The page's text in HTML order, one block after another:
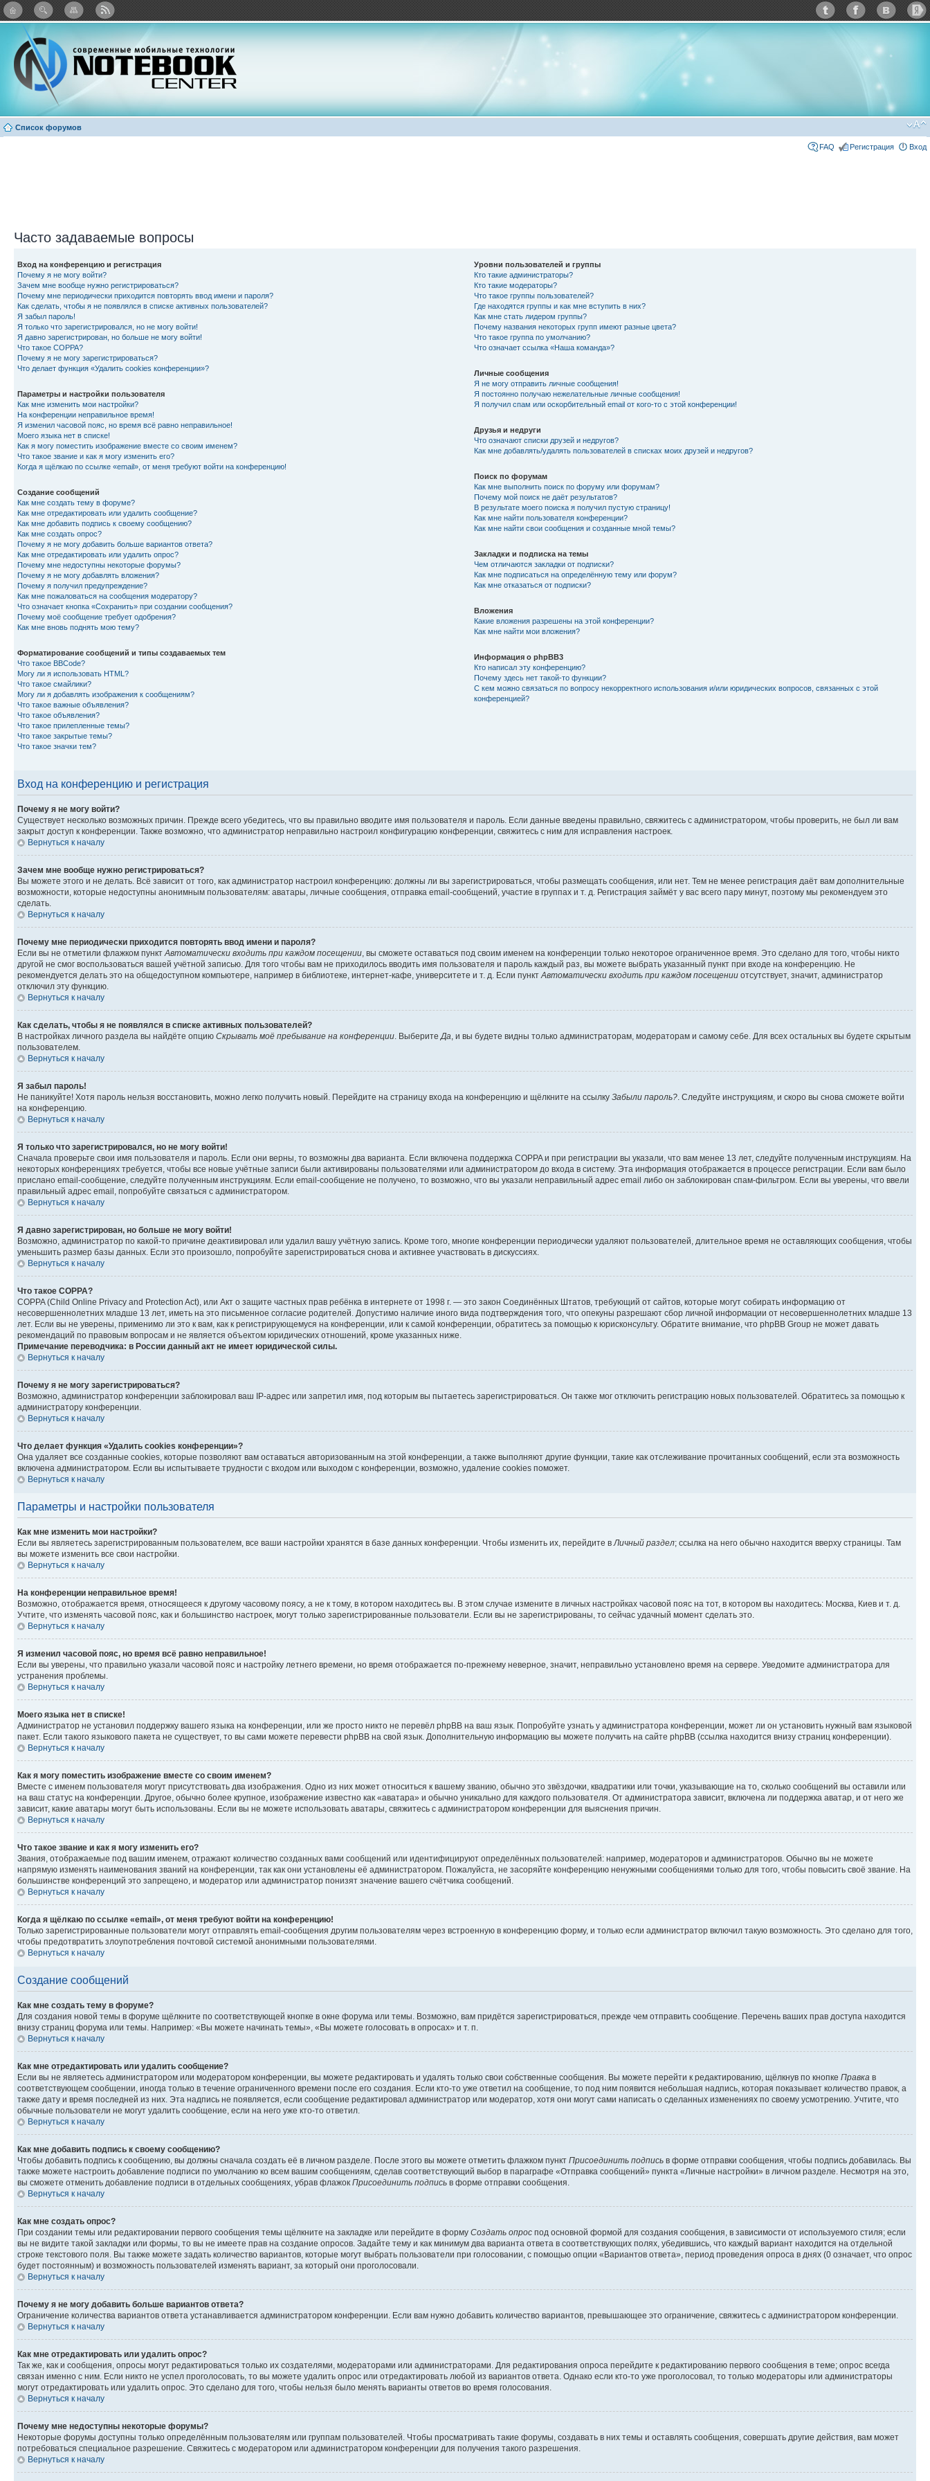
Список форумов
FAQ Регистрация Вход
Часто задаваемые вопросы
Вход на конференцию и регистрация
Почему я не могу войти?
Зачем мне вообще нужно регистрироваться?
Почему мне периодически приходится повторять ввод имени и пароля?
Как сделать, чтобы я не появлялся в списке активных пользователей?
Я забыл пароль!
Я только что зарегистрировался, но не могу войти!
Я давно зарегистрирован, но больше не могу войти!
Что такое COPPA?
Почему я не могу зарегистрироваться?
Что делает функция «Удалить cookies конференции»?
Параметры и настройки пользователя
Как мне изменить мои настройки?
На конференции неправильное время!
Я изменил часовой пояс, но время всё равно неправильное!
Моего языка нет в списке!
Как я могу поместить изображение вместе со своим именем?
Что такое звание и как я могу изменить его?
Когда я щёлкаю по ссылке «email», от меня требуют войти на конференцию!
Создание сообщений
Как мне создать тему в форуме?
Как мне отредактировать или удалить сообщение?
Как мне добавить подпись к своему сообщению?
Как мне создать опрос?
Почему я не могу добавить больше вариантов ответа?
Как мне отредактировать или удалить опрос?
Почему мне недоступны некоторые форумы?
Почему я не могу добавлять вложения?
Почему я получил предупреждение?
Как мне пожаловаться на сообщения модератору?
Что означает кнопка «Сохранить» при создании сообщения?
Почему моё сообщение требует одобрения?
Как мне вновь поднять мою тему?
Форматирование сообщений и типы создаваемых тем
Что такое BBCode?
Могу ли я использовать HTML?
Что такое смайлики?
Могу ли я добавлять изображения к сообщениям?
Что такое важные объявления?
Что такое объявления?
Что такое прилепленные темы?
Что такое закрытые темы?
Что такое значки тем?
Уровни пользователей и группы
Кто такие администраторы?
Кто такие модераторы?
Что такое группы пользователей?
Где находятся группы и как мне вступить в них?
Как мне стать лидером группы?
Почему названия некоторых групп имеют разные цвета?
Что такое группа по умолчанию?
Что означает ссылка «Наша команда»?
Личные сообщения
Я не могу отправить личные сообщения!
Я постоянно получаю нежелательные личные сообщения!
Я получил спам или оскорбительный email от кого-то с этой конференции!
Друзья и недруги
Что означают списки друзей и недругов?
Как мне добавлять/удалять пользователей в списках моих друзей и недругов?
Поиск по форумам
Как мне выполнить поиск по форуму или форумам?
Почему мой поиск не даёт результатов?
В результате моего поиска я получил пустую страницу!
Как мне найти пользователя конференции?
Как мне найти свои сообщения и созданные мной темы?
Закладки и подписка на темы
Чем отличаются закладки от подписки?
Как мне подписаться на определённую тему или форум?
Как мне отказаться от подписки?
Вложения
Какие вложения разрешены на этой конференции?
Как мне найти мои вложения?
Информация о phpBB3
Кто написал эту конференцию?
Почему здесь нет такой-то функции?
С кем можно связаться по вопросу некорректного использования и/или юридических вопросов, связанных с этой
конференцией?
Вход на конференцию и регистрация
Почему я не могу войти?
Существует несколько возможных причин. Прежде всего убедитесь, что вы правильно вводите имя пользователя и пароль. Если данные введены правильно, свяжитесь с администратором, чтобы проверить, не был ли вам
закрыт доступ к конференции. Также возможно, что администратор неправильно настроил конфигурацию конференции, свяжитесь с ним для исправления настроек.
Вернуться к началу
Зачем мне вообще нужно регистрироваться?
Вы можете этого и не делать. Всё зависит от того, как администратор настроил конференцию: должны ли вы зарегистрироваться, чтобы размещать сообщения, или нет. Тем не менее регистрация даёт вам дополнительные
возможности, которые недоступны анонимным пользователям: аватары, личные сообщения, отправка email-сообщений, участие в группах и т. д. Регистрация займёт у вас всего пару минут, поэтому мы рекомендуем это
сделать.
Вернуться к началу
Почему мне периодически приходится повторять ввод имени и пароля?
Если вы не отметили флажком пунктАвтоматически входить при каждом посещении, вы сможете оставаться под своим именем на конференции только некоторое ограниченное время. Это сделано для того, чтобы никто
другой не смог воспользоваться вашей учётной записью. Для того чтобы вам не приходилось вводить имя пользователя и пароль каждый раз, вы можете выбрать указанный пункт при входе на конференцию. Не
рекомендуется делать это на общедоступном компьютере, например в библиотеке, интернет-кафе, университете и т. д. Если пунктАвтоматически входить при каждом посещении отсутствует, значит, администратор
отключил эту функцию.
Вернуться к началу
Как сделать, чтобы я не появлялся в списке активных пользователей?
В настройках личного раздела вы найдёте опцию Скрывать моё пребывание на конференции. ВыберитеДа, и вы будете видны только администраторам, модераторам и самому себе. Для всех остальных вы будете скрытым
пользователем.
Вернуться к началу
Я забыл пароль!
Не паникуйте! Хотя пароль нельзя восстановить, можно легко получить новый. Перейдите на страницу входа на конференцию и щёлкните на ссылку Забыли пароль?. Следуйте инструкциям, и скоро вы снова сможете войти
на конференцию.
Вернуться к началу
Я только что зарегистрировался, но не могу войти!
Сначала проверьте свои имя пользователя и пароль. Если они верны, то возможны два варианта. Если включена поддержка COPPA и при регистрации вы указали, что вам менее 13 лет, следуйте полученным инструкциям. На
некоторых конференциях требуется, чтобы все новые учётные записи были активированы пользователями или администратором до входа в систему. Эта информация отображается в процессе регистрации. Если вам было
прислано email-сообщение, следуйте полученным инструкциям. Если email-сообщение не получено, то возможно, что вы указали неправильный адрес email либо он заблокирован спам-фильтром. Если вы уверены, что ввели
правильный адрес email, попробуйте связаться с администратором.
Вернуться к началу
Я давно зарегистрирован, но больше не могу войти!
Возможно, администратор по какой-то причине деактивировал или удалил вашу учётную запись. Кроме того, многие конференции периодически удаляют пользователей, длительное время не оставляющих сообщения, чтобы
уменьшить размер базы данных. Если это произошло, попробуйте зарегистрироваться снова и активнее участвовать в дискуссиях.
Вернуться к началу
Что такое COPPA?
COPPA (Child Online Privacy and Protection Act), или Акт о защите частных прав ребёнка в интернете от 1998 г. — это закон Соединённых Штатов, требующий от сайтов, которые могут собирать информацию от
несовершеннолетних младше 13 лет, иметь на это письменное согласие родителей. Допустимо наличие иного вида подтверждения того, что опекуны разрешают сбор личной информации от несовершеннолетних младше 13
лет. Если вы не уверены, применимо ли это к вам, как к регистрирующемуся на конференции, или к самой конференции, обратитесь за помощью к юрисконсульту. Обратите внимание, что phpBB Group не может давать
рекомендаций по правовым вопросам и не является объектом юридических отношений, кроме указанных ниже.
Примечание переводчика: в России данный акт не имеет юридической силы.
Вернуться к началу
Почему я не могу зарегистрироваться?
Возможно, администратор конференции заблокировал ваш IP-адрес или запретил имя, под которым вы пытаетесь зарегистрироваться. Он также мог отключить регистрацию новых пользователей. Обратитесь за помощью к
администратору конференции.
Вернуться к началу
Что делает функция «Удалить cookies конференции»?
Она удаляет все созданные cookies, которые позволяют вам оставаться авторизованным на этой конференции, а также выполняют другие функции, такие как отслеживание прочитанных сообщений, если эта возможность
включена администратором. Если вы испытываете трудности с входом или выходом с конференции, возможно, удаление cookies поможет.
Вернуться к началу
Параметры и настройки пользователя
Как мне изменить мои настройки?
Если вы являетесь зарегистрированным пользователем, все ваши настройки хранятся в базе данных конференции. Чтобы изменить их, перейдите вЛичный раздел; ссылка на него обычно находится вверху страницы. Там
вы можете изменить все свои настройки.
Вернуться к началу
На конференции неправильное время!
Возможно, отображается время, относящееся к другому часовому поясу, а не к тому, в котором находитесь вы. В этом случае измените в личных настройках часовой пояс на тот, в котором вы находитесь: Москва, Киев и т. д.
Учтите, что изменять часовой пояс, как и большинство настроек, могут только зарегистрированные пользователи. Если вы не зарегистрированы, то сейчас удачный момент сделать это.
Вернуться к началу
Я изменил часовой пояс, но время всё равно неправильное!
Если вы уверены, что правильно указали часовой пояс и настройку летнего времени, но время отображается по-прежнему неверное, значит, неправильно установлено время на сервере. Уведомите администратора для
устранения проблемы.
Вернуться к началу
Моего языка нет в списке!
Администратор не установил поддержку вашего языка на конференции, или же просто никто не перевёл phpBB на ваш язык. Попробуйте узнать у администратора конференции, может ли он установить нужный вам языковой
пакет. Если такого языкового пакета не существует, то вы сами можете перевести phpBB на свой язык. Дополнительную информацию вы можете получить на сайте phpBB (ссылка находится внизу страниц конференции).
Вернуться к началу
Как я могу поместить изображение вместе со своим именем?
Вместе с именем пользователя могут присутствовать два изображения. Одно из них может относиться к вашему званию, обычно это звёздочки, квадратики или точки, указывающие на то, сколько сообщений вы оставили или
на ваш статус на конференции. Другое, обычно более крупное, изображение известно как «аватара» и обычно уникально для каждого пользователя. От администратора зависит, включена ли поддержка аватар, и от него же
зависит, какие аватары могут быть использованы. Если вы не можете использовать аватары, свяжитесь с администратором конференции для выяснения причин.
Вернуться к началу
Что такое звание и как я могу изменить его?
Звания, отображаемые под вашим именем, отражают количество созданных вами сообщений или идентифицируют определённых пользователей: например, модераторов и администраторов. Обычно вы не можете
напрямую изменять наименования званий на конференции, так как они установлены её администратором. Пожалуйста, не засоряйте конференцию ненужными сообщениями только для того, чтобы повысить своё звание. На
большинстве конференций это запрещено, и модератор или администратор понизят значение вашего счётчика сообщений.
Вернуться к началу
Когда я щёлкаю по ссылке «email», от меня требуют войти на конференцию!
Только зарегистрированные пользователи могут отправлять email-сообщения другим пользователям через встроенную в конференцию форму, и только если администратор включил такую возможность. Это сделано для того,
чтобы предотвратить злоупотребления почтовой системой анонимными пользователями.
Вернуться к началу
Создание сообщений
Как мне создать тему в форуме?
Для создания новой темы в форуме щёлкните по соответствующей кнопке в окне форума или темы. Возможно, вам придётся зарегистрироваться, прежде чем отправить сообщение. Перечень ваших прав доступа находится
внизу страниц форума или темы. Например: «Вы можете начинать темы», «Вы можете голосовать в опросах» и т. п.
Вернуться к началу
Как мне отредактировать или удалить сообщение?
Если вы не являетесь администратором или модератором конференции, вы можете редактировать и удалять только свои собственные сообщения. Вы можете перейти к редактированию, щёлкнув по кнопке Правка в
соответствующем сообщении, иногда только в течение ограниченного времени после его создания. Если кто-то уже ответил на сообщение, то под ним появится небольшая надпись, которая показывает количество правок, а
также дату и время последней из них. Эта надпись не появляется, если сообщение редактировал администратор или модератор, хотя они могут сами написать о сделанных изменениях по своему усмотрению. Учтите, что
обычные пользователи не могут удалить сообщение, если на него уже кто-то ответил.
Вернуться к началу
Как мне добавить подпись к своему сообщению?
Чтобы добавить подпись к сообщению, вы должны сначала создать её в личном разделе. После этого вы можете отметить флажком пункт Присоединить подпись в форме отправки сообщения, чтобы подпись добавилась. Вы
также можете настроить добавление подписи по умолчанию ко всем вашим сообщениям, сделав соответствующий выбор в параграфе «Отправка сообщений» пункта «Личные настройки» в личном разделе. Несмотря на это,
вы сможете отменить добавление подписи в отдельных сообщениях, убрав флажок Присоединить подпись в форме отправки сообщения.
Вернуться к началу
Как мне создать опрос?
При создании темы или редактировании первого сообщения темы щёлкните на закладке или перейдите в форму Создать опрос под основной формой для создания сообщения, в зависимости от используемого стиля; если
вы не видите такой закладки или формы, то вы не имеете прав на создание опросов. Задайте тему и как минимум два варианта ответа в соответствующих полях, убедившись, что каждый вариант находится на отдельной
строке текстового поля. Вы также можете задать количество вариантов, которые могут выбрать пользователи при голосовании, с помощью опции «Вариантов ответа», период проведения опроса в днях (0 означает, что опрос
будет постоянным) и возможность пользователей изменять вариант, за который они проголосовали.
Вернуться к началу
Почему я не могу добавить больше вариантов ответа?
Ограничение количества вариантов ответа устанавливается администратором конференции. Если вам нужно добавить количество вариантов, превышающее это ограничение, свяжитесь с администратором конференции.
Вернуться к началу
Как мне отредактировать или удалить опрос?
Так же, как и сообщения, опросы могут редактироваться только их создателями, модераторами или администраторами. Для редактирования опроса перейдите к редактированию первого сообщения в теме; опрос всегда
связан именно с ним. Если никто не успел проголосовать, то вы можете удалить опрос или отредактировать любой из вариантов ответа. Однако если кто-то уже проголосовал, то только модераторы или администраторы
могут отредактировать или удалить опрос. Это сделано для того, чтобы нельзя было менять варианты ответов во время голосования.
Вернуться к началу
Почему мне недоступны некоторые форумы?
Некоторые форумы доступны только определённым пользователям или группам пользователей. Чтобы просматривать такие форумы, создавать в них темы и оставлять сообщения, совершать другие действия, вам может
потребоваться специальное разрешение. Свяжитесь с модератором или администратором конференции для получения такого разрешения.
Вернуться к началу